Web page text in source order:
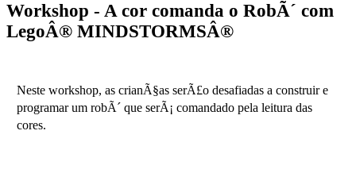
Workshop - A cor comanda o RobÃ´ com
LegoÂ® MINDSTORMSÂ®
Neste workshop, as crianÃ§as serÃ£o desafiadas a construir e
programar um robÃ´ que serÃ¡ comandado pela leitura das
cores.